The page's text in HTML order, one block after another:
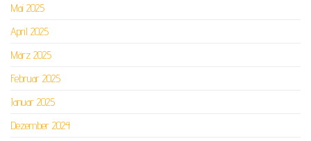
Mai 2025
April 2025
März 2025
Februar 2025
Januar 2025
Dezember 2024